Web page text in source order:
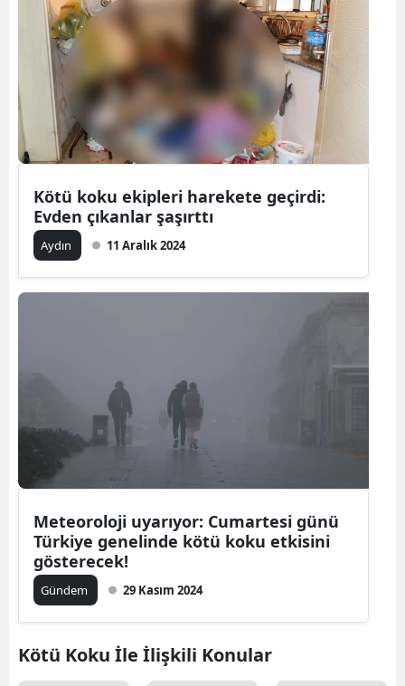
Düzce
Kötü koku ekipleri harekete geçirdi:
Evden çıkanlar şaşırttı
Aydın 11 Aralık 2024
Meteoroloji uyarıyor: Cumartesi günü
Türkiye genelinde kötü koku etkisini
gösterecek!
Gündem 29 Kasım 2024
Kötü Koku İle İlişkili Konular